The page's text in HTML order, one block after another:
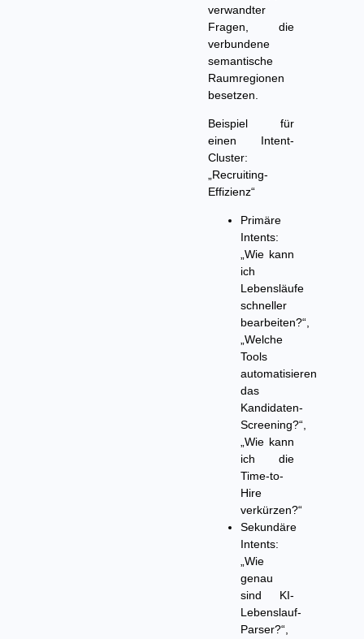
verwandter
Fragen, die
verbundene
semantische
Raumregionen
besetzen.
Beispiel für
einen Intent-
Cluster:
„Recruiting-
Effizienz“
Primäre
Intents:
„Wie kann
ich
Lebensläufe
schneller
bearbeiten?“,
„Welche
Tools
automatisieren
das
Kandidaten-
Screening?“,
„Wie kann
ich die
Time-to-
Hire
verkürzen?“
Sekundäre
Intents:
„Wie
genau
sind KI-
Lebenslauf-
Parser?“,